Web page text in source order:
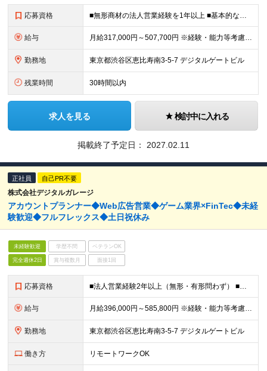
応募資格 ■無形商材の法人営業経験を1年以上 ■基本的な課題解決能力、論理的思考力をお持ちの方 ■協調性があり、チームとして結果にコミットできる方 ■Web広告業界でスキルアップしたい方
給与 月給317,000円～507,700円 ※経験・能力等考慮の上、規定により優遇 ※固定残業代（30時間相当の残業手当及び深夜勤務手当として69,750円～87,120円）を月給に含んで支給 ※超過分
勤務地 東京都渋谷区恵比寿南3-5-7 デジタルゲートビル
残業時間 30時間以内
求人を見る 検討中に入れる
掲載終了予定日： 2027.02.11
正社員 自己PR不要
株式会社デジタルガレージ
アカウントプランナー◆Web広告営業◆ゲーム業界×FinTec◆未経
験歓迎◆フルフレックス◆土日祝休み
未経験歓迎 学歴不問 ベテランOK
完全週休2日 賞与複数月 面接1回
応募資格 ■法人営業経験2年以上（無形・有形問わず） ■学歴不問 ＜求める人物像＞ ・数値に向き合う論理的思考力をお持ちの方 ・結果にこだわる姿勢をお持ちの方 ・変化を楽しみながら柔軟に対応できる方 ・スピー
給与 月給396,000円～585,800円 ※経験・能力等考慮の上、規定により優遇 ※固定残業代（月30時間相当の残業手当及び深夜勤務手当として月69,750円～87,120円）を月給に含んで支給 ※超
勤務地 東京都渋谷区恵比寿南3-5-7 デジタルゲートビル
働き方 リモートワークOK